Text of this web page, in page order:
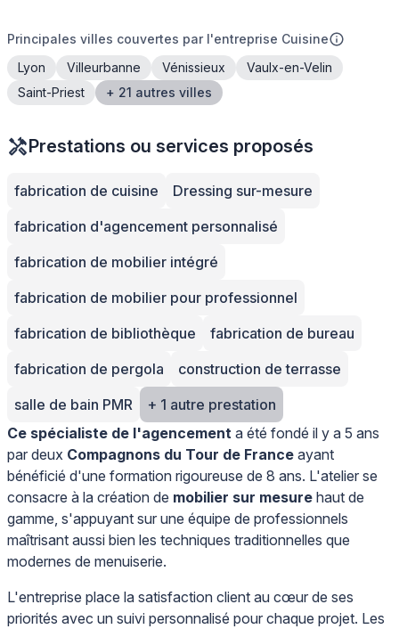
Principales villes couvertes par l'entreprise Cuisine
Lyon
Villeurbanne Vénissieux
Vaulx-en-Velin
Saint-Priest
+ 21 autres villes
Prestations ou services proposés
fabrication de cuisine
Dressing sur-mesure
fabrication d'agencement personnalisé
fabrication de mobilier intégré
fabrication de mobilier pour professionnel
fabrication de bibliothèque
fabrication de bureau
fabrication de pergola
construction de terrasse
salle de bain PMR
+ 1 autre prestation
Ce spécialiste de l'agencement a été fondé il y a 5 ans
par deux Compagnons du Tour de France ayant
bénéficié d'une formation rigoureuse de 8 ans. L'atelier se
consacre à la création de mobilier sur mesure haut de
gamme, s'appuyant sur une équipe de professionnels
maîtrisant aussi bien les techniques traditionnelles que
modernes de menuiserie.
L'entreprise place la satisfaction client au cœur de ses
priorités avec un suivi personnalisé pour chaque projet. Les